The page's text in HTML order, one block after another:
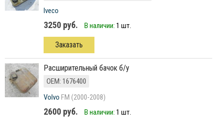
Iveco
3250 руб. В наличии: 1 шт.
Заказать
расширительный бачок б/у
ОЕМ: 1676400
Volvo FM (2000-2008)
2600 руб. В наличии: 1 шт.